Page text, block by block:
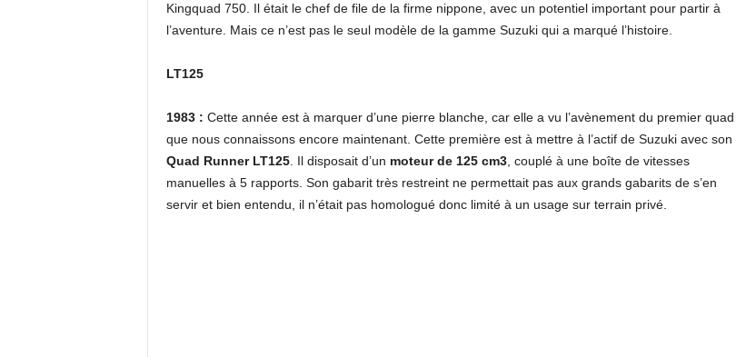
Kingquad 750. Il était le chef de file de la firme nippone, avec un potentiel important pour partir à
l’aventure. Mais ce n’est pas le seul modèle de la gamme Suzuki qui a marqué l’histoire.
LT125
1983 : Cette année est à marquer d’une pierre blanche, car elle a vu l’avènement du premier quad
que nous connaissons encore maintenant. Cette première est à mettre à l’actif de Suzuki avec son
Quad Runner LT125. Il disposait d’un moteur de 125 cm3, couplé à une boîte de vitesses
manuelles à 5 rapports. Son gabarit très restreint ne permettait pas aux grands gabarits de s’en
servir et bien entendu, il n’était pas homologué donc limité à un usage sur terrain privé.